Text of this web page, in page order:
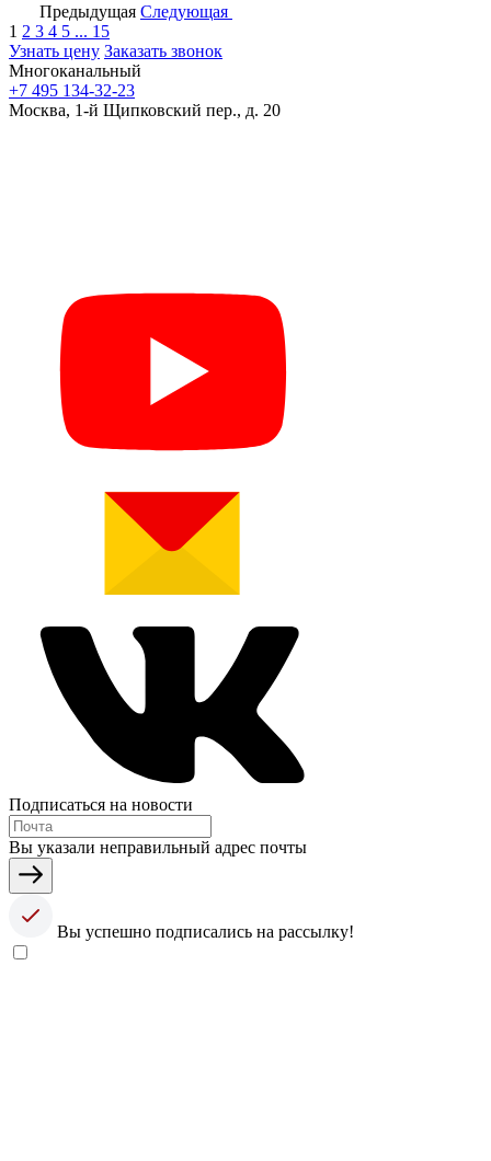
Предыдущая Следующая
1 2 3 4 5 ... 15
Узнать цену Заказать звонок
Многоканальный
+7 495 134-32-23
Москва, 1-й Щипковский пер., д. 20
Подписаться на новости
Вы указали неправильный адрес почты
Вы успешно подписались на рассылку!